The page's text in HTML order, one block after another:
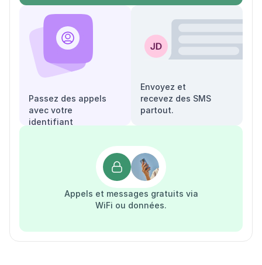
Passez des appels
avec votre
identifiant
Envoyez et
recevez des SMS
partout.
Appels et messages gratuits via
WiFi ou données.